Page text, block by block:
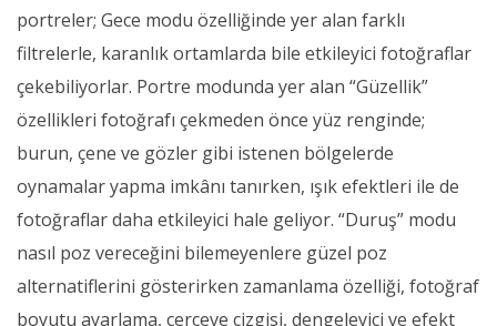
portreler; Gece modu özelliğinde yer alan farklı
filtrelerle, karanlık ortamlarda bile etkileyici fotoğraflar
çekebiliyorlar. Portre modunda yer alan “Güzellik”
özellikleri fotoğrafı çekmeden önce yüz renginde;
burun, çene ve gözler gibi istenen bölgelerde
oynamalar yapma imkânı tanırken, ışık efektleri ile de
fotoğraflar daha etkileyici hale geliyor. “Duruş” modu
nasıl poz vereceğini bilemeyenlere güzel poz
alternatiflerini gösterirken zamanlama özelliği, fotoğraf
boyutu ayarlama, çerçeve çizgisi, dengeleyici ve efekt